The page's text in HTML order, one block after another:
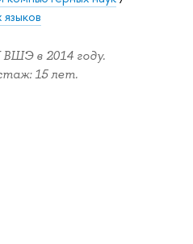
в 2014 году.
15 лет.